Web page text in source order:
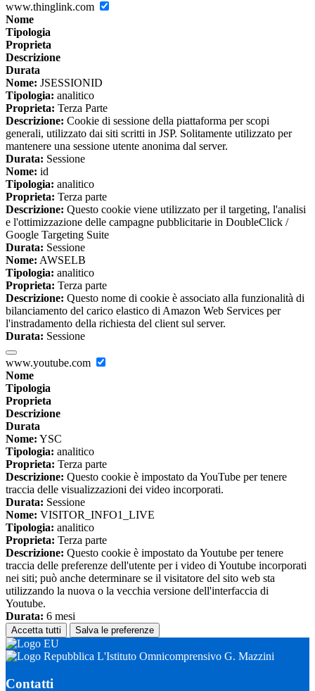
www.thinglink.com
Nome
Tipologia
Proprieta
Descrizione
Durata
Nome: JSESSIONID
Tipologia: analitico
Proprieta: Terza Parte
Descrizione: Cookie di sessione della piattaforma per scopi
generali, utilizzato dai siti scritti in JSP. Solitamente utilizzato per
mantenere una sessione utente anonima dal server.
Durata: Sessione
Nome: id
Tipologia: analitico
Proprieta: Terza parte
Descrizione: Questo cookie viene utilizzato per il targeting, l'analisi
e l'ottimizzazione delle campagne pubblicitarie in DoubleClick /
Google Targeting Suite
Durata: Sessione
Nome: AWSELB
Tipologia: analitico
Proprieta: Terza parte
Descrizione: Questo nome di cookie è associato alla funzionalità di
bilanciamento del carico elastico di Amazon Web Services per
l'instradamento della richiesta del client sul server.
Durata: Sessione
www.youtube.com
Nome
Tipologia
Proprieta
Descrizione
Durata
Nome: YSC
Tipologia: analitico
Proprieta: Terza parte
Descrizione: Questo cookie è impostato da YouTube per tenere
traccia delle visualizzazioni dei video incorporati.
Durata: Sessione
Nome: VISITOR_INFO1_LIVE
Tipologia: analitico
Proprieta: Terza parte
Descrizione: Questo cookie è impostato da Youtube per tenere
traccia delle preferenze dell'utente per i video di Youtube incorporati
nei siti; può anche determinare se il visitatore del sito web sta
utilizzando la nuova o la vecchia versione dell'interfaccia di
Youtube.
Durata: 6 mesi
Accetta tutti Salva le preferenze
L'Istituto Omnicomprensivo G. Mazzini
Contatti